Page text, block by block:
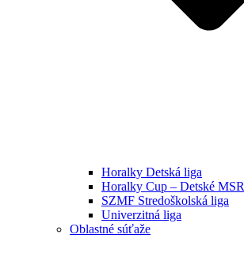
Horalky Detská liga
Horalky Cup – Detské MSR
SZMF Stredoškolská liga
Univerzitná liga
Oblastné súťaže